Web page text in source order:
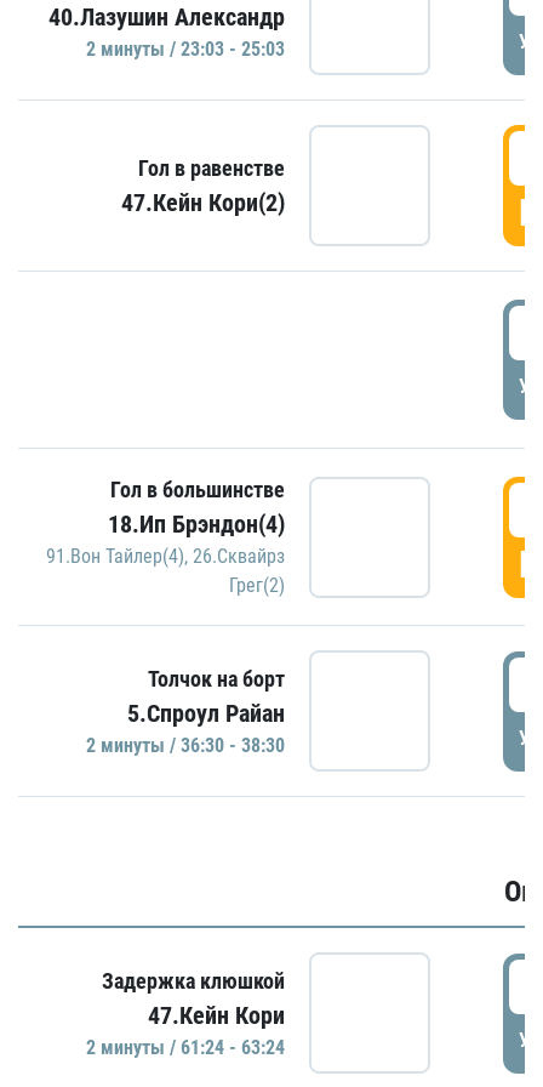
40.Лазушин Александр
2 минуты / 23:03 - 25:03
Гол в равенстве
47.Кейн Кори(2)
Гол в большинстве
18.Ип Брэндон(4)
91.Вон Тайлер(4), 26.Сквайрз
Грег(2)
Толчок на борт
5.Спроул Райан
2 минуты / 36:30 - 38:30
Задержка клюшкой
47.Кейн Кори
2 минуты / 61:24 - 63:24